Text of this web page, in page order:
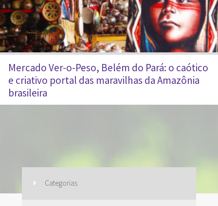
Mercado Ver-o-Peso, Belém do Pará: o caótico
e criativo portal das maravilhas da Amazônia
brasileira
Categorias